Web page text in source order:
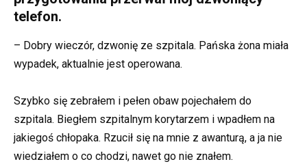
telefon.
– Dobry wieczór, dzwonię ze szpitala. Pańska żona miała
wypadek, aktualnie jest operowana.
Szybko się zebrałem i pełen obaw pojechałem do
szpitala. Biegłem szpitalnym korytarzem i wpadłem na
jakiegoś chłopaka. Rzucił się na mnie z awanturą, a ja nie
wiedziałem o co chodzi, nawet go nie znałem.